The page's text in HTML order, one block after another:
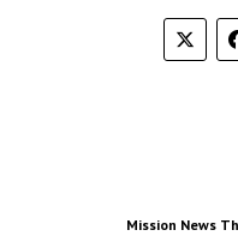
Mission News